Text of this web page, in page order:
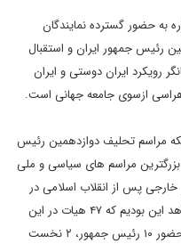
به حضور گسترده نمایندگان
رئیس جمهور ایران و استقبال
رویکرد ایران دوستی و ایران
هراسی ازسوی جامعه جهانی است.
مراسم تحلیف دوازدهمین رئیس
مراسم های سیاسی و ملی
پس از انقلاب اسلامی در
کشور بود، تصریح کرد: در تحلیف یازدهم شاهد این بودیم که ۴۷ هیات در این
مراسم شرکت کردند که از جمله می توان به حضور ۱۰ رئیس جمهور، ۲ نخست